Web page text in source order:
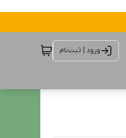
ورود | ثبت‌نام